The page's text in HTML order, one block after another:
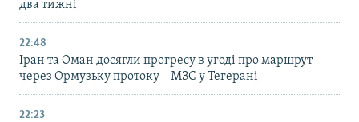
два тижні
22:48
Іран та Оман досягли прогресу в угоді про маршрут
через Ормузьку протоку – МЗС у Тегерані
22:23